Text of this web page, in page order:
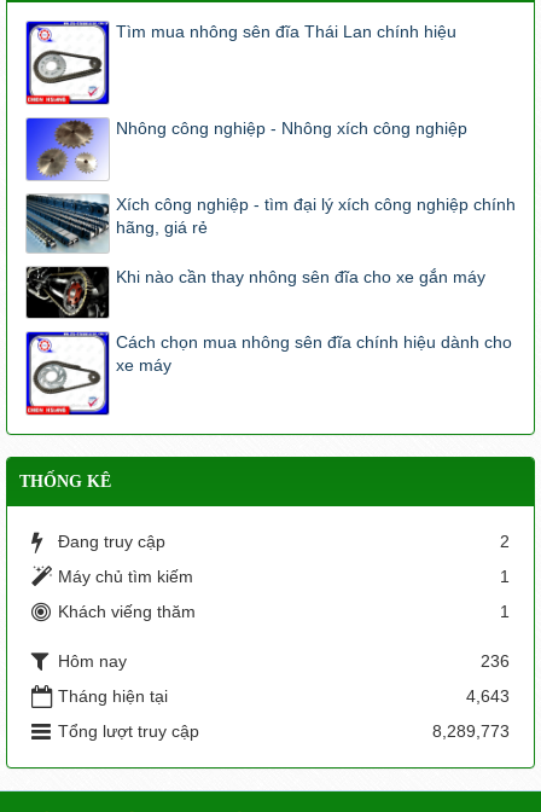
Tìm mua nhông sên đĩa Thái Lan chính hiệu
Nhông công nghiệp - Nhông xích công nghiệp
Xích công nghiệp - tìm đại lý xích công nghiệp chính
hãng, giá rẻ
Khi nào cần thay nhông sên đĩa cho xe gắn máy
Cách chọn mua nhông sên đĩa chính hiệu dành cho
xe máy
THỐNG KÊ
Đang truy cập
2
Máy chủ tìm kiếm
1
Khách viếng thăm
1
Hôm nay
236
Tháng hiện tại
4,643
Tổng lượt truy cập
8,289,773